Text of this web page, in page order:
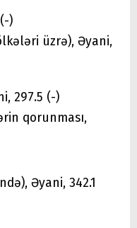
)
üzrə), Əyani,
297.5 (-)
qorunması,
Əyani, 342.1